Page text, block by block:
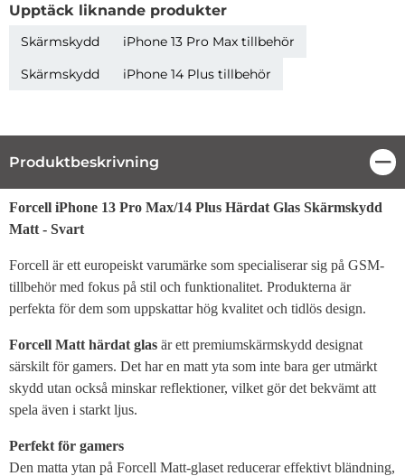
Upptäck liknande produkter
Skärmskydd
iPhone 13 Pro Max tillbehör
Skärmskydd
iPhone 14 Plus tillbehör
Produktbeskrivning
Produktbeskrivning
Forcell iPhone 13 Pro Max/14 Plus Härdat Glas Skärmskydd
Matt - Svart
Forcell är ett europeiskt varumärke som specialiserar sig på GSM-
tillbehör med fokus på stil och funktionalitet. Produkterna är
perfekta för dem som uppskattar hög kvalitet och tidlös design.
Forcell Matt härdat glas är ett premiumskärmskydd designat
särskilt för gamers. Det har en matt yta som inte bara ger utmärkt
skydd utan också minskar reflektioner, vilket gör det bekvämt att
spela även i starkt ljus.
Perfekt för gamers
Den matta ytan på Forcell Matt-glaset reducerar effektivt bländning,